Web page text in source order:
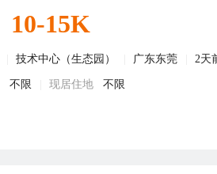
10-15K
技术中心（生态园） 广东东莞 2天
不限 现居住地 不限